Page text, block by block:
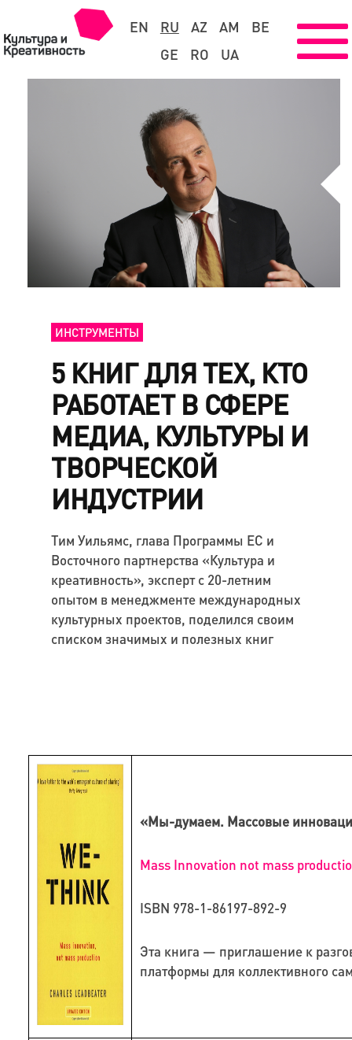
EN RU AZ AM
BE
GE
RO UA
ИНСТРУМЕНТЫ
5 КНИГ ДЛЯ ТЕХ, КТО
РАБОТАЕТ В СФЕРЕ
МЕДИА, КУЛЬТУРЫ И
ТВОРЧЕСКОЙ
ИНДУСТРИИ
Тим Уильямс, глава Программы ЕС и
Восточного партнерства «Культура и
креативность», эксперт с 20-летним
опытом в менеджменте международных
культурных проектов, поделился своим
списком значимых и полезных книг
«Мы-думаем. Массовые
Mass Innovation not mass
ISBN 978-1-86197-892-9
Эта книга — приглашение к
платформы для коллективного